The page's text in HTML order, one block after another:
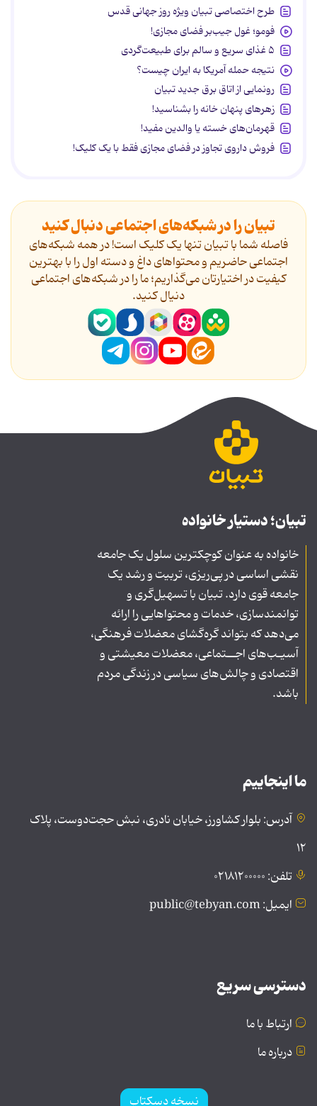
طرح اختصاصی تبیان ویژه روز جهانی قدس
فومو؛ غول جیب‌بر فضای مجازی!
۵ غذای سریع و سالم برای طبیعت‌گردی
نتیجه حمله آمریکا به ایران چیست؟
رونمایی از اتاق برق جدید تبیان
زهرهای پنهان خانه را بشناسید!
قهرمان‌های خسته یا والدین مفید!
فروش داروی تجاوز در فضای مجازی فقط با یک کلیک!
تبیان را در شبکه‌های اجتماعی دنبال کنید
فاصله شما با تبیان تنها یک کلیک است! در همه شبکه‌های
اجتماعی حاضریم و محتواهای داغ و دسته اول را با بهترین
کیفیت در اختیارتان می‌گذاریم؛ ما را در شبکه‌های اجتماعی
دنیال کنید.
تبیان؛ دستیار خانواده
خانواده به عنوان کوچکترین سلول یک جامعه
نقشی اساسی در پی‌ریزی، تربیت و رشد یک
جامعه قوی دارد. تبیان با تسهیل‌گری و
توانمندسازی، خدمات و محتواهایی را ارائه
می‌دهد که بتواند گره‌گشای معضلات فرهنگی،
آسیـب‌های اجــتماعی، معضلات معیشتی و
اقتصادی و چالش‌های سیاسی در زندگی مردم
باشد.
ما اینجاییم
آدرس: بلوار کشاورز، خیابان نادری، نبش حجت‌دوست، پلاک
۱۲
تلفن: ۰۲۱۸۱۲۰۰۰۰۰
ایمیل: public@tebyan.com
دسترسی سریع
ارتباط با ما
درباره ما
نسخه دسکتاپ